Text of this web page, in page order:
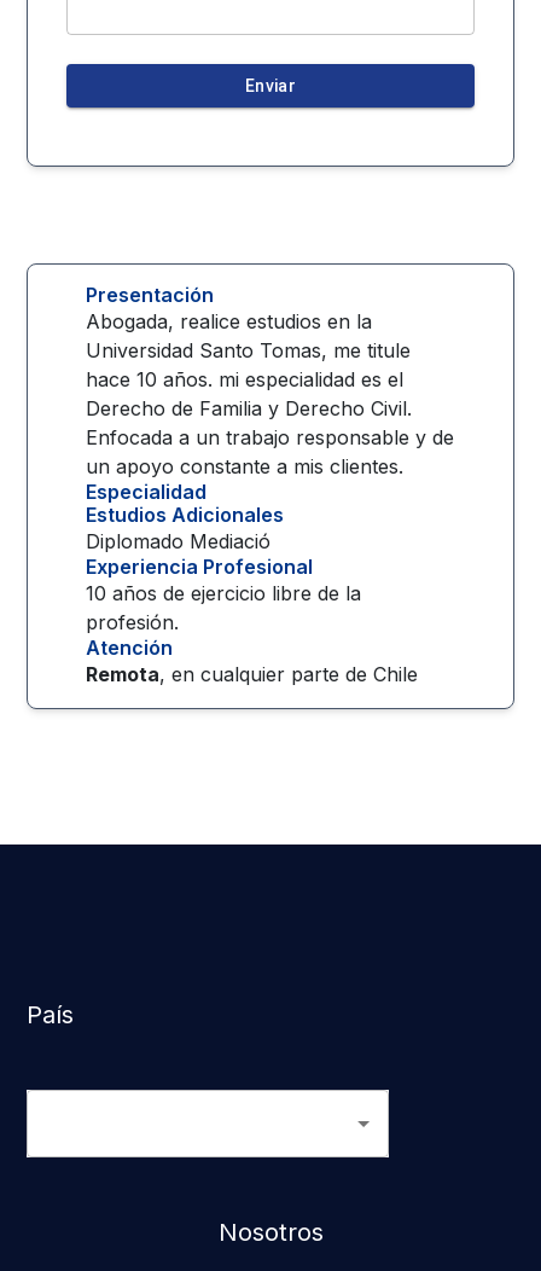
Enviar
Presentación
Abogada, realice estudios en la
Universidad Santo Tomas, me titule
hace 10 años. mi especialidad es el
Derecho de Familia y Derecho Civil.
Enfocada a un trabajo responsable y de
un apoyo constante a mis clientes.
Especialidad
Estudios Adicionales
Diplomado Mediació
Experiencia Profesional
10 años de ejercicio libre de la
profesión.
Atención
Remota, en cualquier parte deChile
País
Nosotros